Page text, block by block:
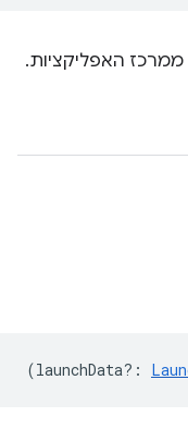
האפליקציות.
(launchData?: